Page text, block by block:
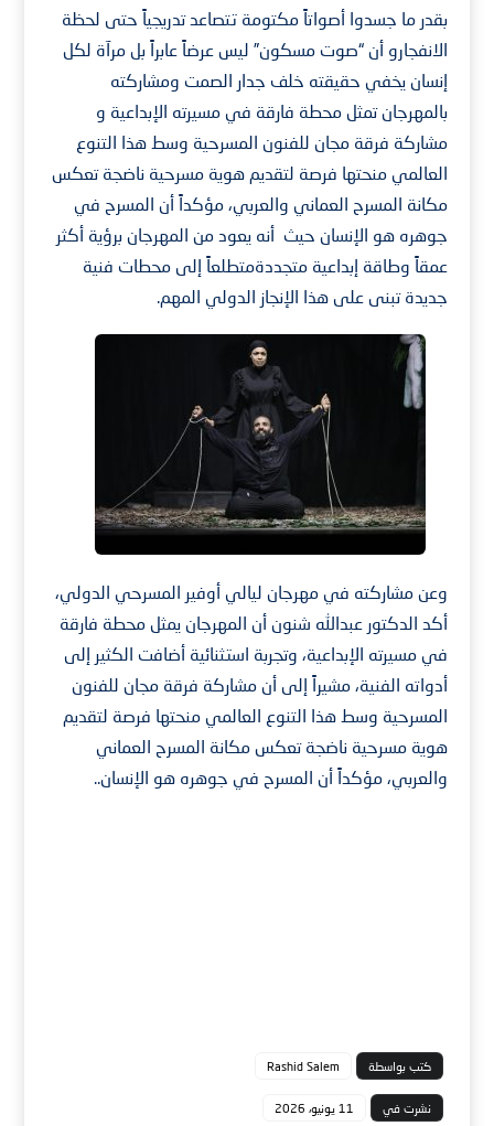
بقدر ما جسدوا أصواتاً مكتومة تتصاعد تدريجياً حتى لحظة
الانفجارو أن “صوت مسكون” ليس عرضاً عابراً بل مرآة لكل
إنسان يخفي حقيقته خلف جدار الصمت ومشاركته
بالمهرجان تمثل محطة فارقة في مسيرته الإبداعية و
مشاركة فرقة مجان للفنون المسرحية وسط هذا التنوع
العالمي منحتها فرصة لتقديم هوية مسرحية ناضجة تعكس
مكانة المسرح العماني والعربي، مؤكداً أن المسرح في
جوهره هو الإنسان حيث أنه يعود من المهرجان برؤية أكثر
عمقاً وطاقة إبداعية متجددةمتطلعاً إلى محطات فنية
جديدة تبنى على هذا الإنجاز الدولي المهم.
وعن مشاركته في مهرجان ليالي أوفير المسرحي الدولي،
أكد الدكتور عبدالله شنون أن المهرجان يمثل محطة فارقة
في مسيرته الإبداعية، وتجربة استثنائية أضافت الكثير إلى
أدواته الفنية، مشيراً إلى أن مشاركة فرقة مجان للفنون
المسرحية وسط هذا التنوع العالمي منحتها فرصة لتقديم
هوية مسرحية ناضجة تعكس مكانة المسرح العماني
والعربي، مؤكداً أن المسرح في جوهره هو الإنسان..
كتب بواسطة Rashid Salem
نشرت في 11 يونيو، 2026